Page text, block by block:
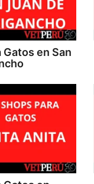
en San